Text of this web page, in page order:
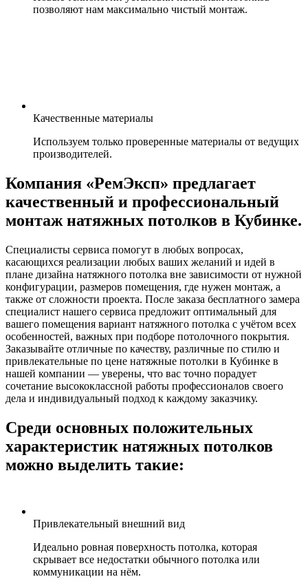
позволяют нам максимально чистый монтаж.
Качественные материалы
Используем только проверенные материалы от ведущих
производителей.
Компания «РемЭксп» предлагает
качественный и профессиональный
монтаж натяжных потолков в Кубинке.
Специалисты сервиса помогут в любых вопросах,
касающихся реализации любых ваших желаний и идей в
плане дизайна натяжного потолка вне зависимости от нужной
конфигурации, размеров помещения, где нужен монтаж, а
также от сложности проекта. После заказа бесплатного замера
специалист нашего сервиса предложит оптимальный для
вашего помещения вариант натяжного потолка с учётом всех
особенностей, важных при подборе потолочного покрытия.
Заказывайте отличные по качеству, различные по стилю и
привлекательные по цене натяжные потолки в Кубинке в
нашей компании — уверены, что вас точно порадует
сочетание высококлассной работы профессионалов своего
дела и индивидуальный подход к каждому заказчику.
Среди основных положительных
характеристик натяжных потолков
можно выделить такие:
Привлекательный внешний вид
Идеально ровная поверхность потолка, которая
скрывает все недостатки обычного потолка или
коммуникации на нём.